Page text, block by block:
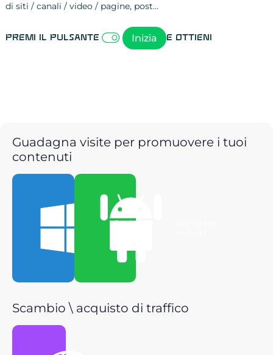
di siti / canali / video / pagine, post…
Premi il pulsante Inizia e ottieni
Guadagna visite per promuovere i tuoi
contenuti
Scarica per
Scambio \ acquisto di traffico